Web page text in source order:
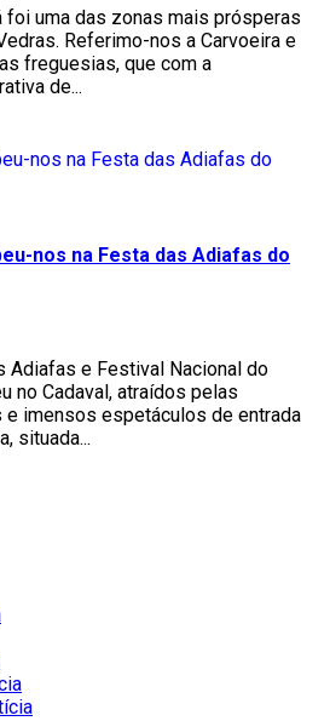
foi uma das zonas mais prósperas
Referimo-nos a Carvoeira e
freguesias, que com a
de...
nos na Festa das Adiafas do
Adiafas e Festival Nacional do
no Cadaval, atraídos pelas
imensos espetáculos de entrada
situada...